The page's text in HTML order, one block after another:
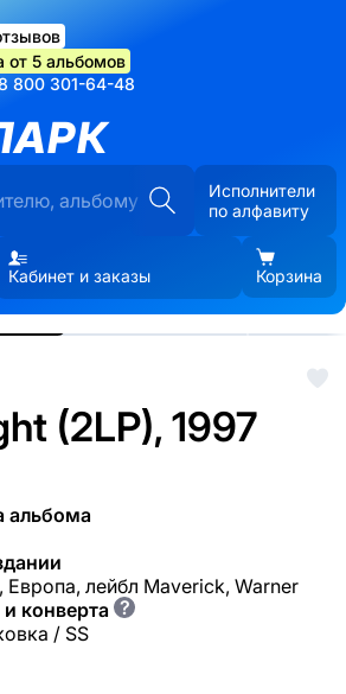
от 5 альбомов
800 301-64-48
Исполнители
по алфавиту
Кабинет и заказы Корзина
(2LP), 1997
альбома
Европа, лейбл Maverick, Warner
конверта ?
/ SS